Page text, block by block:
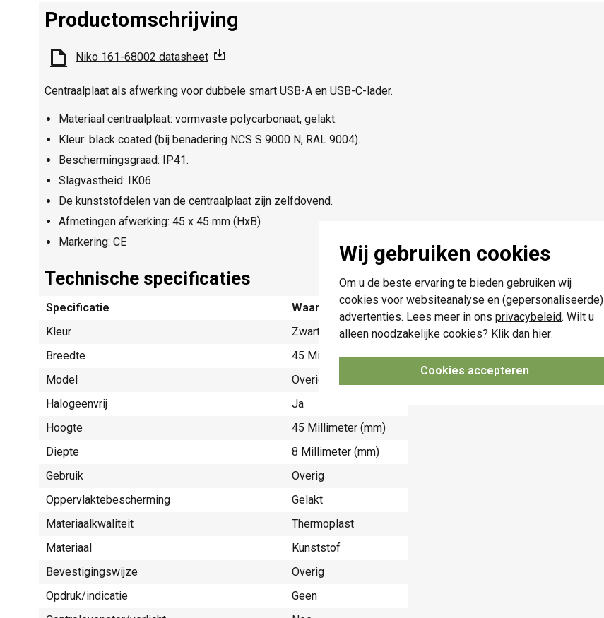
Wij gebruiken cookies
Om u de beste ervaring te bieden gebruiken wij
cookies voor websiteanalyse en (gepersonaliseerde)
advertenties. Lees meer in ons privacybeleid. Wilt u
alleen noodzakelijke cookies? Klik dan hier.
Cookies accepteren
Productomschrijving
Niko 161-68002 datasheet
Centraalplaat als afwerking voor dubbele smart USB-A en USB-C-lader.
Materiaal centraalplaat: vormvaste polycarbonaat, gelakt.
Kleur: black coated (bij benadering NCS S 9000 N, RAL 9004).
Beschermingsgraad: IP41.
Slagvastheid: IK06
De kunststofdelen van de centraalplaat zijn zelfdovend.
Afmetingen afwerking: 45 x 45 mm (HxB)
Markering: CE
Technische specificaties
Specificatie
Waarde
Kleur
Zwart
Breedte
45 Millimeter (mm)
Model
Overig
Halogeenvrij
Ja
Hoogte
45 Millimeter (mm)
Diepte
8 Millimeter (mm)
Gebruik
Overig
Oppervlaktebescherming
Gelakt
Materiaalkwaliteit
Thermoplast
Materiaal
Kunststof
Bevestigingswijze
Overig
Opdruk/indicatie
Geen